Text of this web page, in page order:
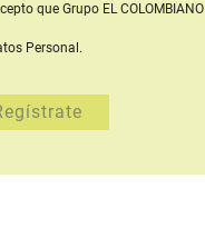
que Grupo EL COLOMBIANO
Personal.